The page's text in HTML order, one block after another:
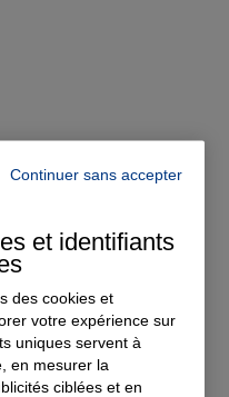
Continuer sans accepter
et identifiants
des cookies et
votre expérience sur
uniques servent à
en mesurer la
ciblées et en